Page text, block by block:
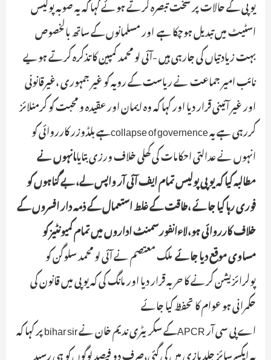
یوپی کے حالات پر سخت تبصرہ کرتے ہوئے کہا کہ یہ صوبہ پولیس
اسٹیٹ میں تبدیل ہوچکا ہے ـ اور مسلمانوں کے ساتھ بالخصوص
بہت زیادتیاں کی جارہی ہیں -آئی لو محمد کمپین کا تذکرہ کرتے ہویے
نائب امیر جماعت نے ریاست کے رویہ کو غیر جمہوری ،غیرقانونی
اور غیر آئینی قرار دیا اور کہا کہ وہ ایمان اور عقیدہ و محبت کو کرمنلائز
کررہی ہے یہ collapse of governenceہے بلڈوزر کارروائی کو
انہوں نے عدالتی احکامات کی کھلی خلاف ورزی بتایاـانہوں نے
مطالبہ کیا کہ یوپی پولیس تمام ایف آئی آر واپس لے،بے گناہوں کو
فوری رہا کیا جائے ،طاقت کے غلط استعمال کے ذمہ دار افسروں کے
خلاف کارروائی ہو،لاءانفورسمنٹ اداروں میں تمام کمیونٹیز کو
مساوی موقع دیا جائےـ ملک معتصم نے آئی لو محمد سلوگن کو
پولرائزیشن کرنے کا حربہ قرار دیا اور مانگ کی کہ یوپی میں قانون کی
حکمرانی ہو عوام کا تحفظ کیا جائے
اے پی سی آر APCRکے سکریٹری ندیم خان نے bihar sir پر کہا کہ
یہ ایکسرسائز جلدبازی میں کی گئی،صرف دو فیصد لوگوں کو ہی رسید